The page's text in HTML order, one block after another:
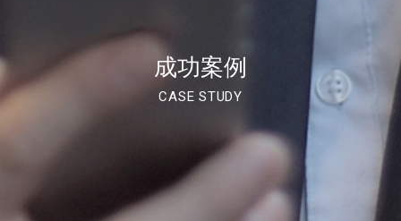
成功案例
CASE STUDY